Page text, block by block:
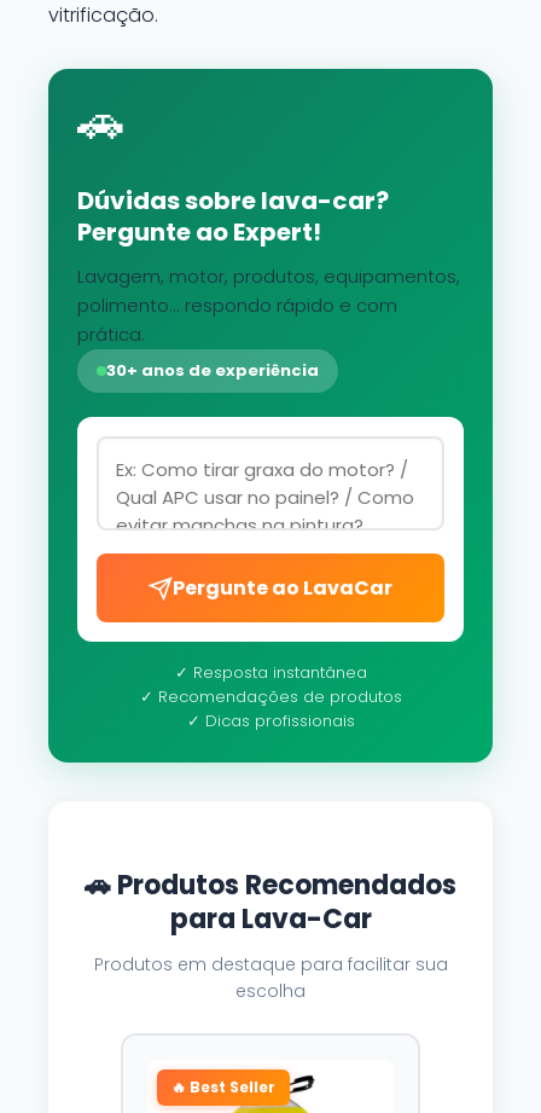
vitrificação.
🚗
Dúvidas sobre lava-car?
Pergunte ao Expert!
Lavagem, motor, produtos, equipamentos,
polimento... respondo rápido e com
prática.
30+ anos de experiência
Pergunte ao LavaCar
✓ Resposta instantânea
✓ Recomendações de produtos
✓ Dicas profissionais
🚗 Produtos Recomendados
para Lava-Car
Produtos em destaque para facilitar sua
escolha
🔥 Best Seller